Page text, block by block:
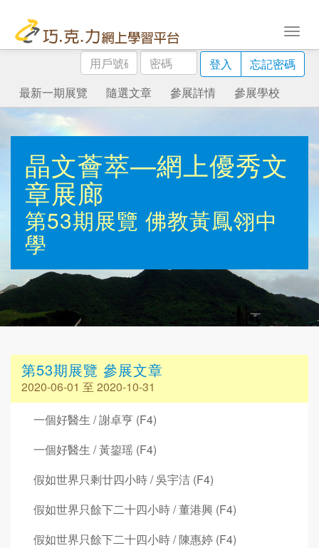
用
戶
號
碼
密
碼
登入
忘記密碼
最新一期展覽
隨選文章 參展詳情 參展學校
晶文薈萃—網上優秀文
章展廊
第53期展覽 佛教黃鳳翎中
學
第53期展覽 參展文章
2020-06-01 至 2020-10-31
一個好醫生 / 謝卓亨 (F4)
一個好醫生 / 黃鋆瑶 (F4)
假如世界只剩廿四小時 / 吳宇洁 (F4)
假如世界只餘下二十四小時 / 董港興 (F4)
假如世界只餘下二十四小時 / 陳惠婷 (F4)